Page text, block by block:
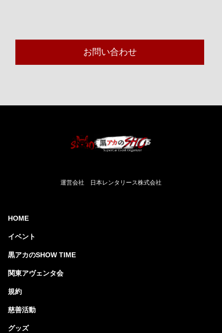
お問い合わせ
運営会社 日本レンタリース株式会社
HOME
イベント
黒アカのSHOW TIME
関東アヴェンタ会
規約
慈善活動
グッズ